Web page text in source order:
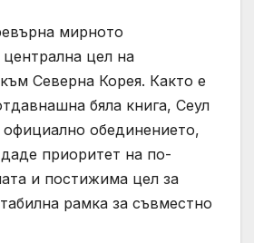
мирното
цел на
Северна Корея. Както е
бяла книга, Сеул
официално обединението,
приоритет на по-
и постижима цел за
рамка за съвместно